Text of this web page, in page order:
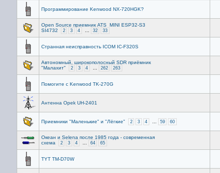
Программирование Kenwood NX-720HGK?
Open Source приемник ATS_MINI ESP32-S3
SI4732
2 3 4 32 33
Странная неисправность ICOM IC-F320S
Автономный, широкополосный SDR приёмник
"Малахит"
2 3 4 262 263
Помогите с Kenwood TK-270G
Антенна Opek UH-2401
Приемники "Маленькие" и "Лёгкие" 2 3 4 59 60
Океан и Selena после 1985 года - современная
схема
2 3 4 64 65
TYT TM-D70W